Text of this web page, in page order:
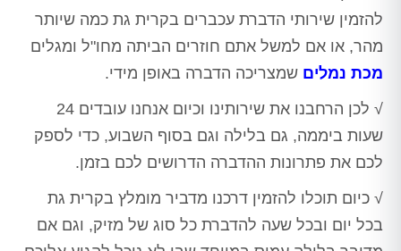
להזמין שירותי הדברת עכברים בקרית גת כמה שיותר
מהר, או אם למשל אתם חוזרים הביתה מחו"ל ומגלים
מכת נמלים שמצריכה הדברה באופן מידי.
√ לכן הרחבנו את שירותינו וכיום אנחנו עובדים 24
שעות ביממה, גם בלילה וגם בסוף השבוע, כדי לספק
לכם את פתרונות ההדברה הדרושים לכם בזמן.
√ כיום תוכלו להזמין דרכנו מדביר מומלץ בקרית גת
בכל יום ובכל שעה להדברת כל סוג של מזיק, וגם אם